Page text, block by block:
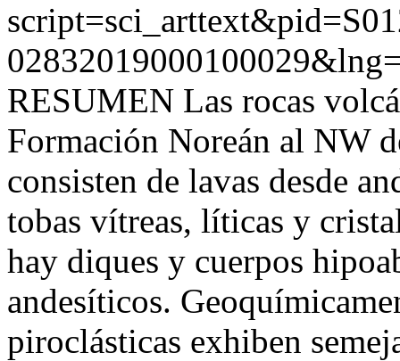
RESUMEN Las rocas
Formación Noreán al NW
consisten de lavas desde
tobas vítreas, líticas y
hay diques y cuerpos
andesíticos.
piroclásticas exhiben